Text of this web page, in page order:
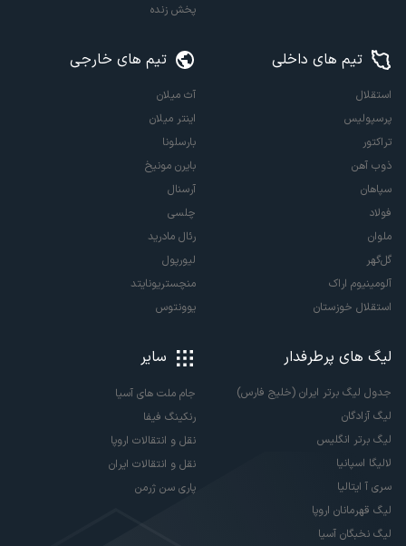
پخش زنده
تیم های داخلی
استقلال
پرسپولیس
تراکتور
ذوب آهن
سپاهان
فولاد
ملوان
گل‌گهر
آلومینیوم اراک
استقلال خوزستان
تیم های خارجی
آث میلان
اینتر میلان
بارسلونا
بایرن مونیخ
آرسنال
چلسی
رئال مادرید
لیورپول
منچستریونایتد
یوونتوس
لیگ های پرطرفدار
جدول لیگ برتر ایران (خلیج فارس)
لیگ آزادگان
لیگ برتر انگلیس
لالیگا اسپانیا
سری آ ایتالیا
لیگ قهرمانان اروپا
لیگ نخبگان آسیا
سایر
جام ملت های آسیا
رنکینگ فیفا
نقل و انتقالات اروپا
نقل و انتقالات ایران
پاری سن ژرمن